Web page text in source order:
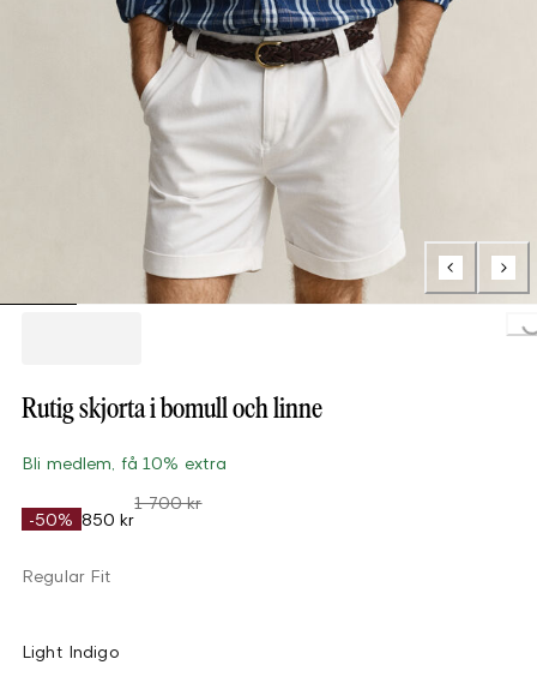
Rutig skjorta i bomull och linne
Bli medlem, få 10% extra
-50% 850 kr
1 700 kr
Regular Fit
Light Indigo